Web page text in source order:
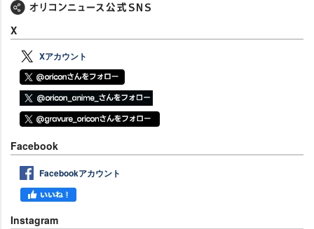
X
Xアカウント
Facebook
Facebookアカウント
Instagram